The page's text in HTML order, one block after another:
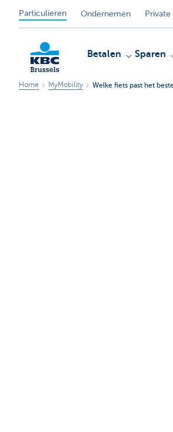
Particulieren Ondernemen Private
Betalen Sparen
Home MyMobility Welke fiets past het